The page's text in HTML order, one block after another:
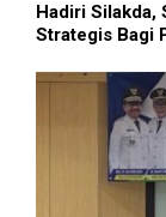
Hadiri Silakda,
Strategis Bagi